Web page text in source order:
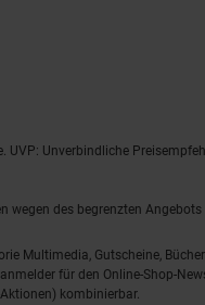
Unverbindliche
des begrenzten
Multimedia, Gutscheine,
für den Online-Shop-
kombinierbar.